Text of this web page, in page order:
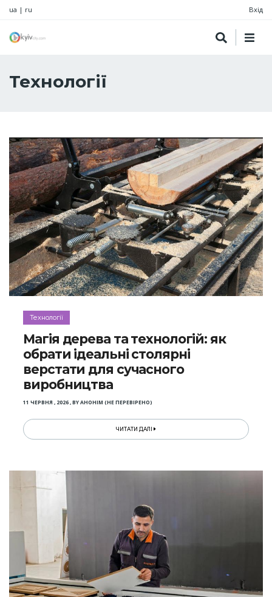
ua | ru Вхід
Технології
Технології
Магія дерева та технологій: як
обрати ідеальні столярні
верстати для сучасного
виробництва
11 ЧЕРВНЯ , 2026,BYАНОНІМ (НЕ ПЕРЕВІРЕНО)
ЧИТАТИ ДАЛІ